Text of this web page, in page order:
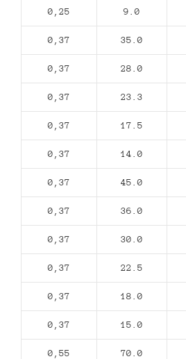
0,25 9.0
0,37 35.0
0,37 28.0
0,37 23.3
0,37 17.5
0,37 14.0
0,37 45.0
0,37 36.0
0,37 30.0
0,37 22.5
0,37 18.0
0,37 15.0
0,55 70.0